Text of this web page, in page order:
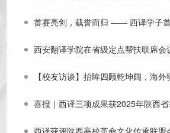
首赛亮剑，载誉而归 —— 西译学子
西安翻译学院在省级定点帮扶联席会
【校友访谈】抬眸四顾乾坤阔，海外
喜报｜西译三项成果获2025年陕西